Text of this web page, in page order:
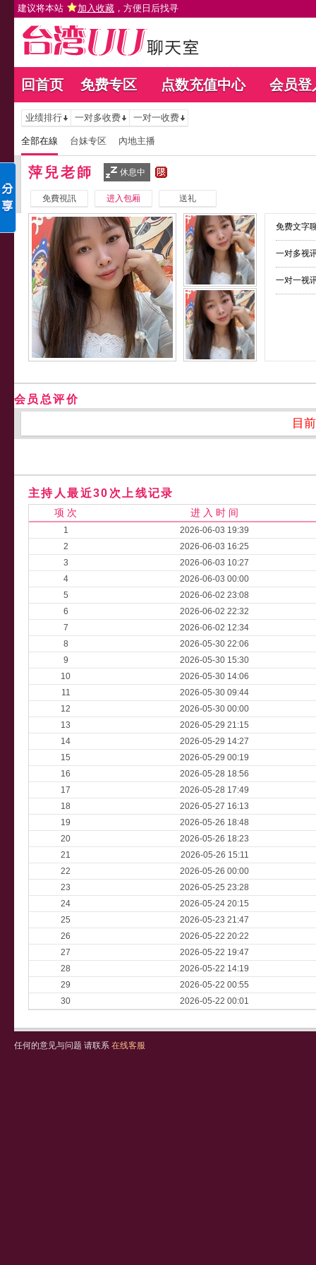
建议将本站 加入收藏 ，方便日后找寻
回首页 免费专区 点数充值中心 会员登
业绩排行 一对多收费 一对一收费
全部在線 台妹专区 內地主播
萍兒老師 休息中
免費視訊 进入包厢 送礼
免费文字
一对多视
一对一视
会员总评价
目
主持人最近30次上线记录
项 次 进 入 时 间
1
2026-06-03 19:39
2
2026-06-03 16:25
3
2026-06-03 10:27
4
2026-06-03 00:00
5
2026-06-02 23:08
6
2026-06-02 22:32
7
2026-06-02 12:34
8
2026-05-30 22:06
9
2026-05-30 15:30
10
2026-05-30 14:06
11
2026-05-30 09:44
12
2026-05-30 00:00
13
2026-05-29 21:15
14
2026-05-29 14:27
15
2026-05-29 00:19
16
2026-05-28 18:56
17
2026-05-28 17:49
18
2026-05-27 16:13
19
2026-05-26 18:48
20
2026-05-26 18:23
21
2026-05-26 15:11
22
2026-05-26 00:00
23
2026-05-25 23:28
24
2026-05-24 20:15
25
2026-05-23 21:47
26
2026-05-22 20:22
27
2026-05-22 19:47
28
2026-05-22 14:19
29
2026-05-22 00:55
30
2026-05-22 00:01
任何的意见与问题 请联系 在线客服